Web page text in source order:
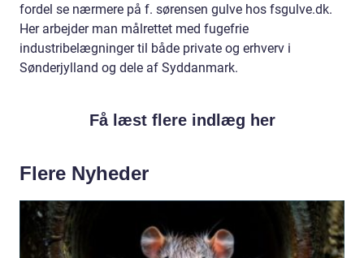
fordel se nærmere på f. sørensen gulve hos fsgulve.dk.
Her arbejder man målrettet med fugefrie
industribelægninger til både private og erhverv i
Sønderjylland og dele af Syddanmark.
Få læst flere indlæg her
Flere Nyheder